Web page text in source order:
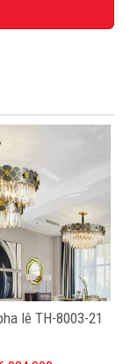
lê TH-8003-21